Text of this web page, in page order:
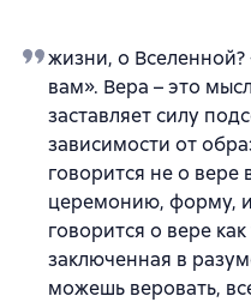
жизни, о
вам». Вера – это
заставляет силу
зависимости от
говорится не о вере
церемонию, форму,
говорится о вере
заключенная в
можешь веровать,